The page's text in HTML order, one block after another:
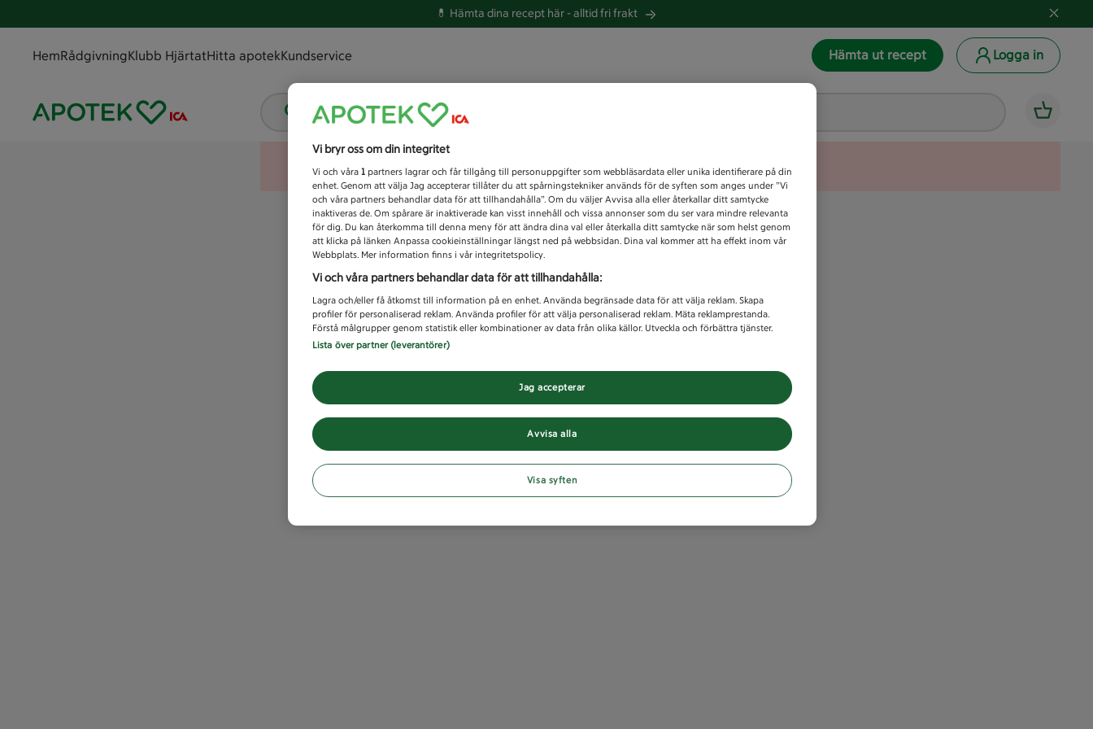
💊 Hämta dina recept här -alltid fri frakt
HemRådgivningKlubb HjärtatHitta apotekKundservice Hämta ut recept Logga in
Vad letar du efter idag?
Unknown error
Vi bryr oss om din integritet
Vi och våra 1 partners lagrar och får tillgång till personuppgifter som webbläsardata eller unika identifierare på din
enhet. Genom att välja Jag accepterar tillåter du att spårningstekniker används för de syften som anges under ”Vi
och våra partners behandlar data för att tillhandahålla”. Om du väljer Avvisa alla eller återkallar ditt samtycke
inaktiveras de. Om spårare är inaktiverade kan visst innehåll och vissa annonser som du ser vara mindre relevanta
för dig. Du kan återkomma till denna meny för att ändra dina val eller återkalla ditt samtycke när som helst genom
att klicka på länken Anpassa cookieinställningar längst ned på webbsidan. Dina val kommer att ha effekt inom vår
Webbplats. Mer information finns i vår integritetspolicy.
Vi och våra partners behandlar data för att tillhandahålla:
Lagra och/eller få åtkomst till information på en enhet. Använda begränsade data för att välja reklam. Skapa
profiler för personaliserad reklam. Använda profiler för att välja personaliserad reklam. Mäta reklamprestanda.
Förstå målgrupper genom statistik eller kombinationer av data från olika källor. Utveckla och förbättra tjänster.
Lista över partner (leverantörer)
Avvisa alla
Jag accepterar
Visa syften